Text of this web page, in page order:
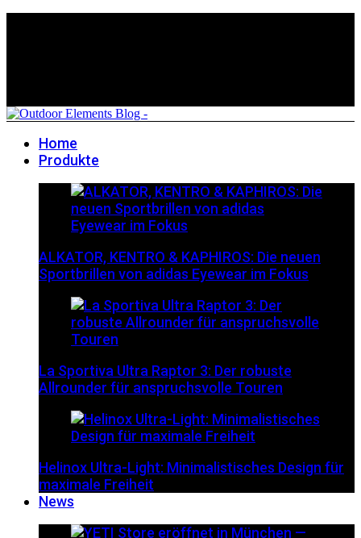
Home
Produkte
ALKATOR, KENTRO & KAPHIROS: Die neuen
Sportbrillen von adidas Eyewear im Fokus
La Sportiva Ultra Raptor 3: Der robuste
Allrounder für anspruchsvolle Touren
Helinox Ultra-Light: Minimalistisches Design für
maximale Freiheit
News